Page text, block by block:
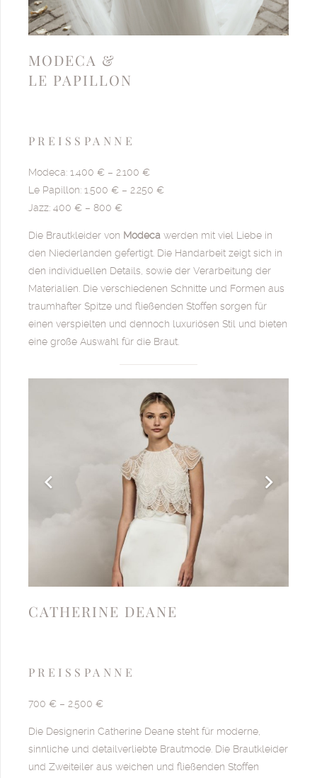
MODECA &
LE PAPILLON
PREISSPANNE
Modeca: 1.400 € – 2.100 €
Le Papillon: 1.500 € – 2.250 €
Jazz: 400 € – 800 €
Die Brautkleider von Modeca werden mit viel Liebe in
den Niederlanden gefertigt. Die Handarbeit zeigt sich in
den individuellen Details, sowie der Verarbeitung der
Materialien. Die verschiedenen Schnitte und Formen aus
traumhafter Spitze und fließenden Stoffen sorgen für
einen verspielten und dennoch luxuriösen Stil und bieten
eine große Auswahl für die Braut.
CATHERINE DEANE
PREISSPANNE
700 € – 2.500 €
Die Designerin Catherine Deane steht für moderne,
sinnliche und detailverliebte Brautmode. Die Brautkleider
und Zweiteiler aus weichen und fließenden Stoffen